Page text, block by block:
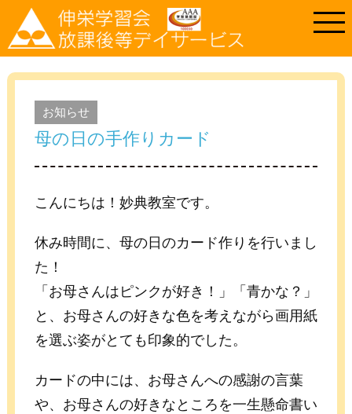
お知らせ
母の日の手作りカード
こんにちは！妙典教室です。
休み時間に、母の日のカード作りを行いまし
た！
「お母さんはピンクが好き！」「青かな？」
と、お母さんの好きな色を考えながら画用紙
を選ぶ姿がとても印象的でした。
カードの中には、お母さんへの感謝の言葉
や、お母さんの好きなところを一生懸命書い